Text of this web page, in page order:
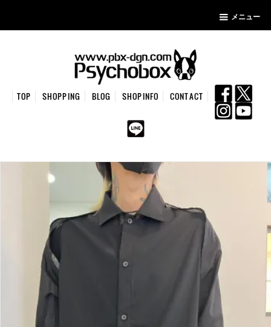
メニュー
TOP SHOPPING BLOG SHOPINFO CONTACT